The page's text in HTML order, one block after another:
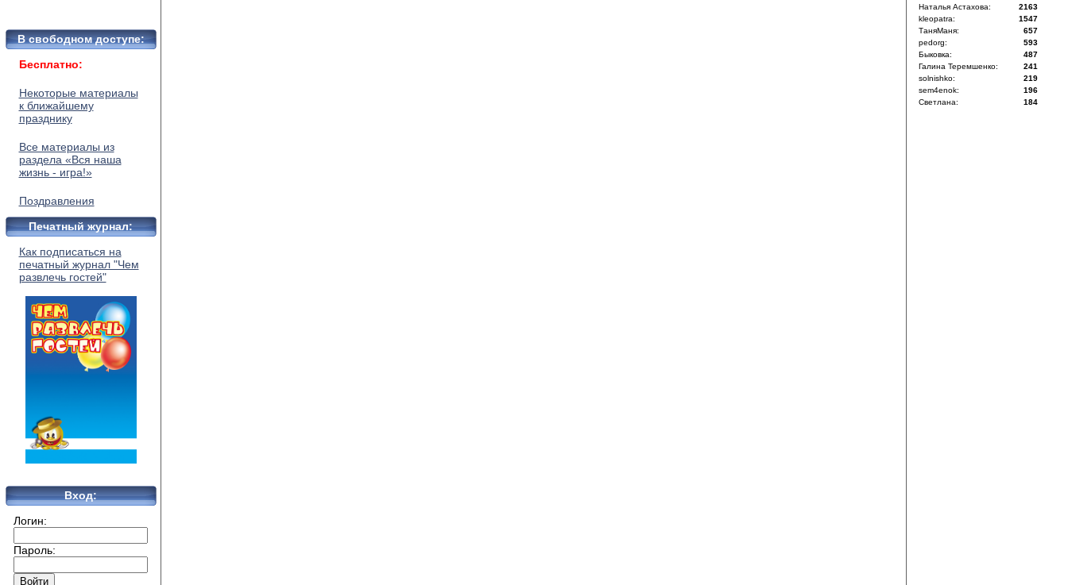
В свободном доступе:
Бесплатно:
Некоторые материалы
к ближайшему
празднику
Все материалы из
раздела «Вся наша
жизнь - игра!»
Поздравления
Печатный журнал:
Как подписаться на
печатный журнал "Чем
развлечь гостей"
Вход:
Логин:
Пароль:
Наталья Астахова:
2163
kleopatra:
1547
ТаняМаня:
657
pedorg:
593
Быковка:
487
Галина Теремшенко:
241
solnishko:
219
sem4enok:
196
Светлана:
184